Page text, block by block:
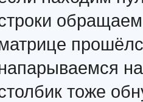
тоже